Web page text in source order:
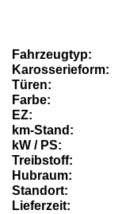
Fahrzeugtyp:
Karosserieform:
Türen:
Farbe:
EZ:
km-Stand:
kW / PS:
Treibstoff:
Hubraum:
Standort:
Lieferzeit: